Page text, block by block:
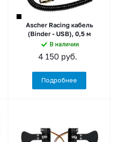
Ascher Racing кабель
(Binder - USB), 0,5 м
В наличии
4 150 руб.
Подробнее